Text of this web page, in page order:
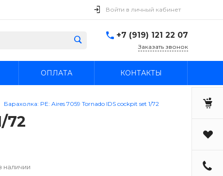
Войти в личный кабинет
+7 (919) 121 22 07
Заказать звонок
ОПЛАТА КОНТАКТЫ
Барахолка: PE: Aires 7059 Tornado IDS cockpit set 1/72
72
наличии